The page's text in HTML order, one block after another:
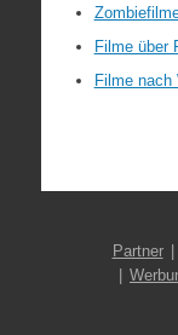
Filme über
Filme nach
Partner